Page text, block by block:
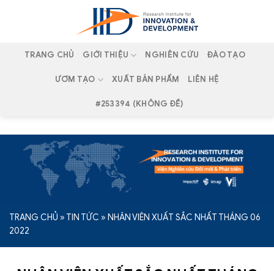
TRANG CHỦ GIỚI THIỆU NGHIÊN CỨU ĐÀO TẠO
ƯƠM TẠO XUẤT BẢN PHẨM LIÊN HỆ
#253394 (KHÔNG ĐỀ)
TRANG CHỦ » TIN TỨC » NHÂN VIÊN XUẤT SẮC NHẤT THÁNG 06
2022